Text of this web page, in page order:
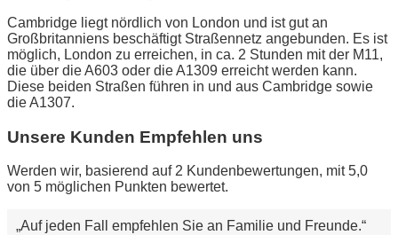
Cambridge liegt nördlich von London und ist gut an
Großbritanniens beschäftigt Straßennetz angebunden. Es ist
möglich, London zu erreichen, in ca. 2 Stunden mit der M11,
die über die A603 oder die A1309 erreicht werden kann.
Diese beiden Straßen führen in und aus Cambridge sowie
die A1307.
Unsere Kunden Empfehlen uns
Werden wir, basierend auf 2 Kundenbewertungen, mit 5,0
von 5 möglichen Punkten bewertet.
Auf jeden Fall empfehlen Sie an Familie und Freunde.